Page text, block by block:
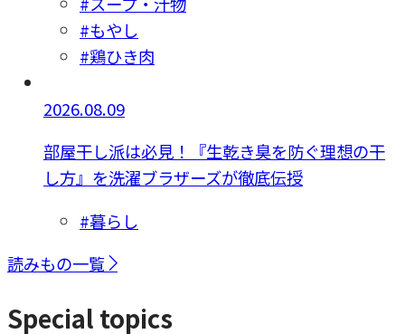
#もやし
#鶏ひき肉
2026.08.09
部屋干し派は必見！『生乾き臭を防ぐ理想の干
し方』を洗濯ブラザーズが徹底伝授
#暮らし
読みもの一覧
Special topics